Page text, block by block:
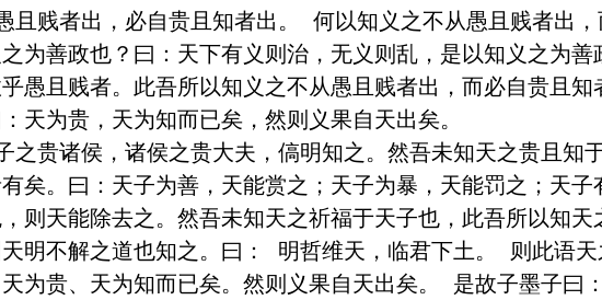
贱者出，必自贵且知者出。 何以知义之不从愚且贱者出，
为善政也？曰：天下有义则治，无义则乱，是以知义之为
愚且贱者。此吾所以知义之不从愚且贱者出，而必自贵且知
天为贵，天为知而已矣，然则义果自天出矣。
之贵诸侯，诸侯之贵大夫，傐明知之。然吾未知天之贵且
矣。曰：天子为善，天能赏之；天子为暴，天能罚之；天
则天能除去之。然吾未知天之祈福于天子也，此吾所以知
明不解之道也知之。曰： 明哲维天，临君下土。 则此语
为贵、天为知而已矣。然则义果自天出矣。 是故子墨子曰